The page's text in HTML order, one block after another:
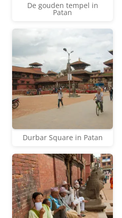
De gouden tempel in
Patan
Durbar Square in Patan